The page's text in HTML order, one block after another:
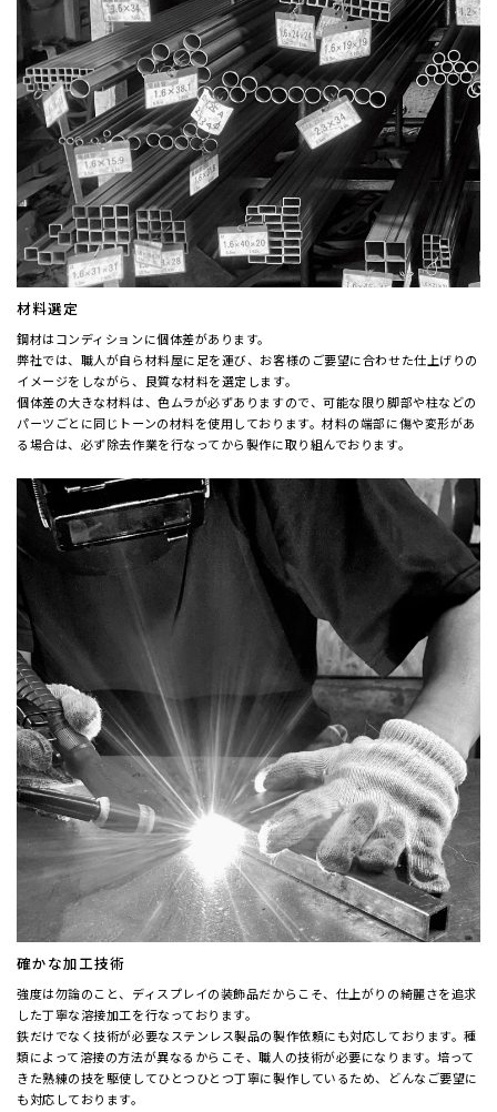
材料選定
鋼材はコンディションに個体差があります。
弊社では、職人が自ら材料屋に足を運び、お客様のご要望に合わせた仕上げりの
イメージをしながら、良質な材料を選定します。
個体差の大きな材料は、色ムラが必ずありますので、可能な限り脚部や柱などの
パーツごとに同じトーンの材料を使用しております。材料の端部に傷や変形があ
る場合は、必ず除去作業を行なってから製作に取り組んでおります。
確かな加工技術
強度は勿論のこと、ディスプレイの装飾品だからこそ、仕上がりの綺麗さを追求
した丁寧な溶接加工を行なっております。
鉄だけでなく技術が必要なステンレス製品の製作依頼にも対応しております。種
類によって溶接の方法が異なるからこそ、職人の技術が必要になります。培って
きた熟練の技を駆使してひとつひとつ丁寧に製作しているため、どんなご要望に
も対応しております。